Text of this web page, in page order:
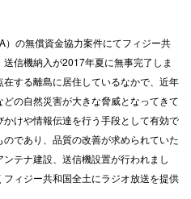
の無償資金協力案件にてフィジー共
信機納入が2017年夏に無事完了しま
する離島に居住しているなかで、近年
の自然災害が大きな脅威となってきて
けや情報伝達を行う手段として有効で
であり、品質の改善が求められていた
テナ建設、送信機設置が行われまし
ィジー共和国全土にラジオ放送を提供